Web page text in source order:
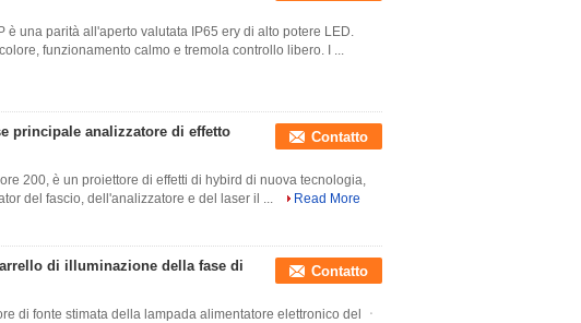
è una parità all'aperto valutata IP65 ery di alto potere LED.
funzionamento calmo e tremola controllo libero. I ...
principale analizzatore di effetto
Contatto
200, è un proiettore di effetti di hybird di nuova tecnologia,
del fascio, dell'analizzatore e del laser il ...
Read More
di illuminazione della fase di
Contatto
di fonte stimata della lampada alimentatore elettronico del ㆍ